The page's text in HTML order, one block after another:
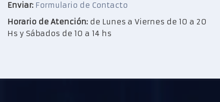
Enviar: Formulario de Contacto
Horario de Atención: de Lunes a Viernes de 10 a 20
Hs y Sábados de 10 a 14 hs